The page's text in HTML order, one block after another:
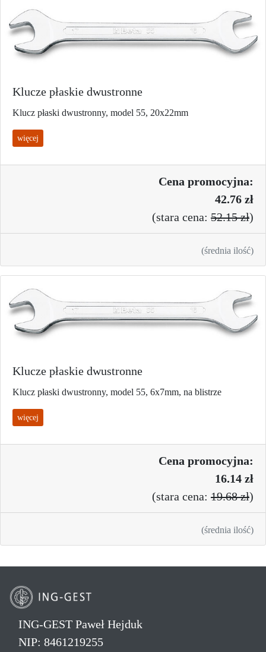
Klucze płaskie dwustronne
Klucz płaski dwustronny, model 55, 20x22mm
więcej
Cena promocyjna:
42.76 zł
(stara cena: 52.15 zł)
(średnia ilość)
Klucze płaskie dwustronne
Klucz płaski dwustronny, model 55, 6x7mm, na blistrze
więcej
Cena promocyjna:
16.14 zł
(stara cena: 19.68 zł)
(średnia ilość)
ING-GEST Paweł Hejduk
NIP: 8461219255